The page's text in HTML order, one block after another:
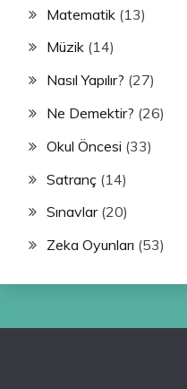
Matematik (13)
Müzik (14)
Nasıl Yapılır? (27)
Ne Demektir? (26)
Okul Öncesi (33)
Satranç (14)
Sınavlar(20)
Zeka Oyunları (53)